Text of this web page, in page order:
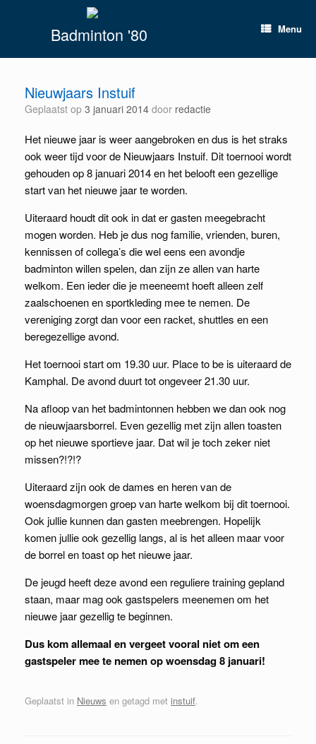
Badminton '80 Menu
Nieuwjaars Instuif
Geplaatst op 3 januari 2014 door redactie
Het nieuwe jaar is weer aangebroken en dus is het straks
ook weer tijd voor de Nieuwjaars Instuif. Dit toernooi wordt
gehouden op 8 januari 2014 en het belooft een gezellige
start van het nieuwe jaar te worden.
Uiteraard houdt dit ook in dat er gasten meegebracht
mogen worden. Heb je dus nog familie, vrienden, buren,
kennissen of collega’s die wel eens een avondje
badminton willen spelen, dan zijn ze allen van harte
welkom. Een ieder die je meeneemt hoeft alleen zelf
zaalschoenen en sportkleding mee te nemen. De
vereniging zorgt dan voor een racket, shuttles en een
beregezellige avond.
Het toernooi start om 19.30 uur. Place to be is uiteraard de
Kamphal. De avond duurt tot ongeveer 21.30 uur.
Na afloop van het badmintonnen hebben we dan ook nog
de nieuwjaarsborrel. Even gezellig met zijn allen toasten
op het nieuwe sportieve jaar. Dat wil je toch zeker niet
missen?!?!?
Uiteraard zijn ook de dames en heren van de
woensdagmorgen groep van harte welkom bij dit toernooi.
Ook jullie kunnen dan gasten meebrengen. Hopelijk
komen jullie ook gezellig langs, al is het alleen maar voor
de borrel en toast op het nieuwe jaar.
De jeugd heeft deze avond een reguliere training gepland
staan, maar mag ook gastspelers meenemen om het
nieuwe jaar gezellig te beginnen.
Dus kom allemaal en vergeet vooral niet om een
gastspeler mee te nemen op woensdag 8 januari!
Geplaatst in Nieuws en getagd met instuif.